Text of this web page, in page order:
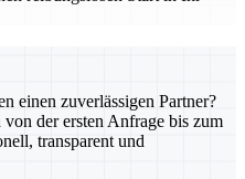
einen zuverlässigen Partner?
der ersten Anfrage bis zum
transparent und